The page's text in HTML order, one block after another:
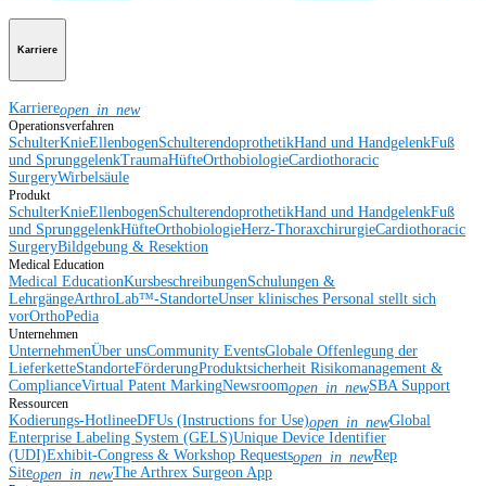
Karriere
Karriereopen_in_new
Operationsverfahren
SchulterKnieEllenbogenSchulterendoprothetikHand und HandgelenkFuß
und SprunggelenkTraumaHüfteOrthobiologieCardiothoracic
SurgeryWirbelsäule
Produkt
SchulterKnieEllenbogenSchulterendoprothetikHand und HandgelenkFuß
und SprunggelenkHüfteOrthobiologieHerz-ThoraxchirurgieCardiothoracic
SurgeryBildgebung & Resektion
Medical Education
Medical EducationKursbeschreibungenSchulungen &
LehrgängeArthroLab™-StandorteUnser klinisches Personal stellt sich
vorOrthoPedia
Unternehmen
UnternehmenÜber unsCommunity EventsGlobale Offenlegung der
LieferketteStandorteFörderungProduktsicherheit Risikomanagement &
ComplianceVirtual Patent MarkingNewsroomopen_in_newSBA Support
Ressourcen
Kodierungs-HotlineeDFUs (Instructions for Use)open_in_newGlobal
Enterprise Labeling System (GELS)Unique Device Identifier
(UDI)Exhibit-Congress & Workshop Requestsopen_in_newRep
Siteopen_in_newThe Arthrex Surgeon App